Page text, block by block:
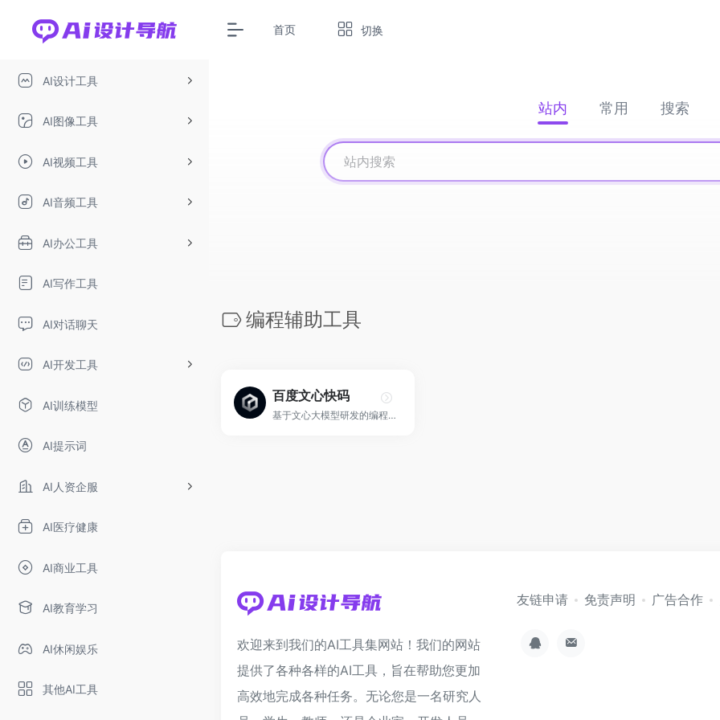
AI设计工具
AI图像工具
AI视频工具
AI音频工具
AI办公工具
AI写作工具
AI对话聊天
AI开发工具
AI训练模型
AI提示词
AI人资企服
AI医疗健康
AI商业工具
AI教育学习
AI休闲娱乐
其他AI工具
首页 切换
站内 常用 搜索
编程辅助工具
百度文心快码
基于文心大模型研发的编程辅助工具！
欢迎来到我们的AI工具集网站！我们的网站
提供了各种各样的AI工具，旨在帮助您更加
高效地完成各种任务。无论您是一名研究人
友链申请 免责声明 广告合作